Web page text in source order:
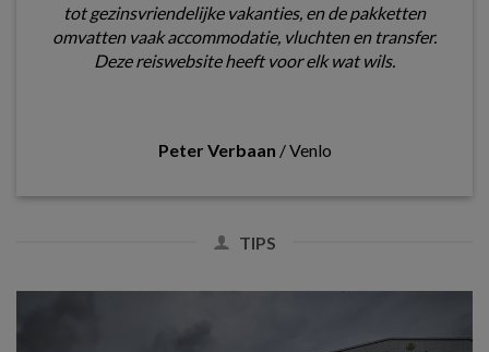
tot gezinsvriendelijke vakanties, en de pakketten
omvatten vaak accommodatie, vluchten en transfer.
Deze reiswebsite heeft voor elk wat wils.
Peter Verbaan /Venlo
TIPS